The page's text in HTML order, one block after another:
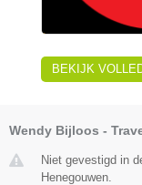
BEKIJK
Wendy Bijloos -
Niet gevestigd in
Henegouwen.